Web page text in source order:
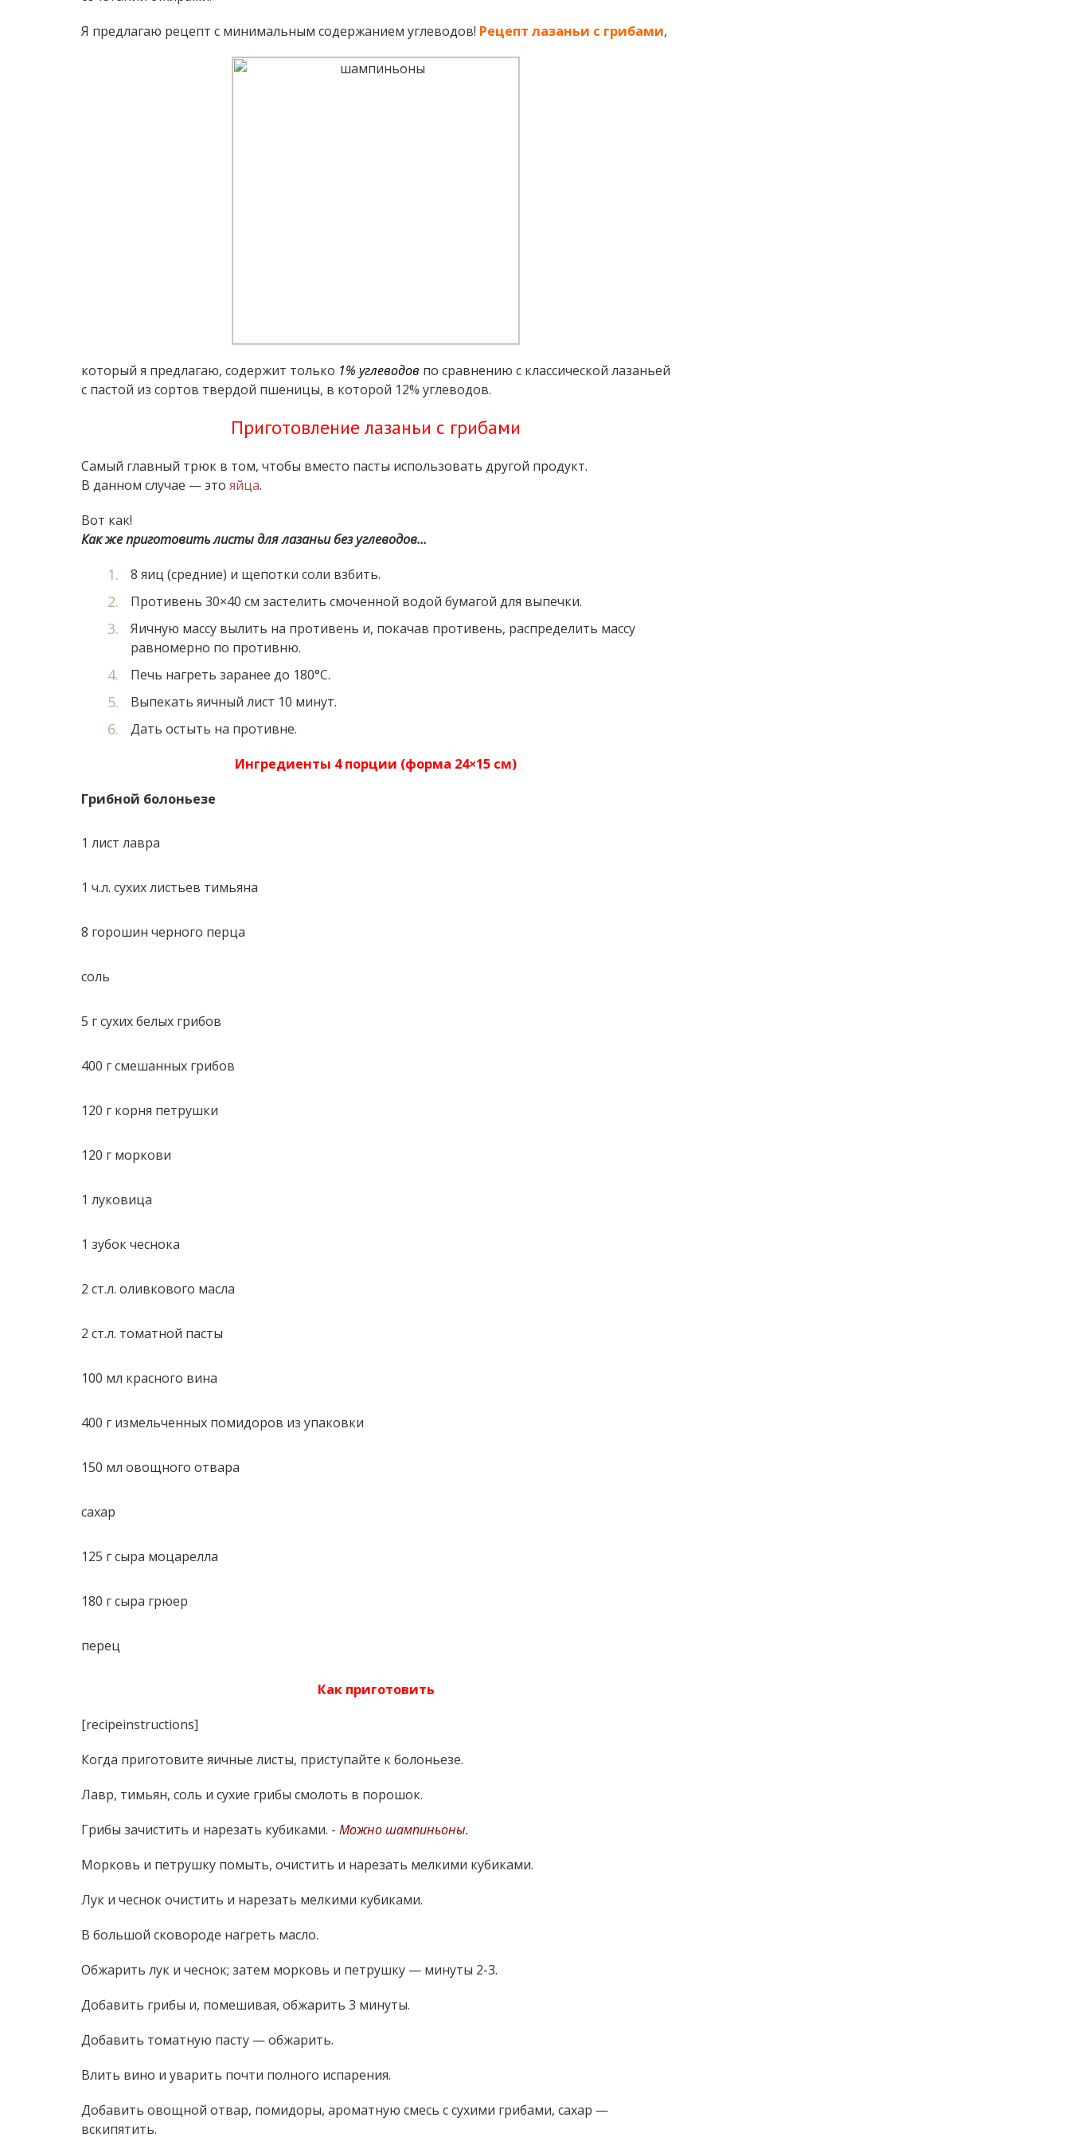
Я предлагаю рецепт с минимальным содержанием углеводов! Рецепт лазаньи с грибами,
который я предлагаю, содержит только 1% углеводов по сравнению с классической лазаньей
с пастой из сортов твердой пшеницы, в которой 12% углеводов.
Приготовление лазаньи с грибами
Самый главный трюк в том, чтобы вместо пасты использовать другой продукт.
В данном случае — это яйца.
Вот как!
Как же приготовить листы для лазаньи без углеводов...
8 яиц (средние) и щепотки соли взбить.
Противень 30×40 см застелить смоченной водой бумагой для выпечки.
Яичную массу вылить на противень и, покачав противень, распределить массу
равномерно по противню.
Печь нагреть заранее до 180°С.
Выпекать яичный лист 10 минут.
Дать остыть на противне.
Ингредиенты 4 порции (форма 24×15 см)
Грибной болоньезе
1 лист лавра
1 ч.л. сухих листьев тимьяна
8 горошин черного перца
соль
5 г сухих белых грибов
400 г смешанных грибов
120 г корня петрушки
120 г моркови
1 луковица
1 зубок чеснока
2 ст.л. оливкового масла
2 ст.л. томатной пасты
100 мл красного вина
400 г измельченных помидоров из упаковки
150 мл овощного отвара
сахар
125 г сыра моцарелла
180 г сыра грюер
перец
Как приготовить
[recipeinstructions]
Когда приготовите яичные листы, приступайте к болоньезе.
Лавр, тимьян, соль и сухие грибы смолоть в порошок.
Грибы зачистить и нарезать кубиками. - Можно шампиньоны.
Морковь и петрушку помыть, очистить и нарезать мелкими кубиками.
Лук и чеснок очистить и нарезать мелкими кубиками.
В большой сковороде нагреть масло.
Обжарить лук и чеснок; затем морковь и петрушку — минуты 2-3.
Добавить грибы и, помешивая, обжарить 3 минуты.
Добавить томатную пасту — обжарить.
Влить вино и уварить почти полного испарения.
Добавить овощной отвар, помидоры, ароматную смесь с сухими грибами, сахар —
вскипятить.